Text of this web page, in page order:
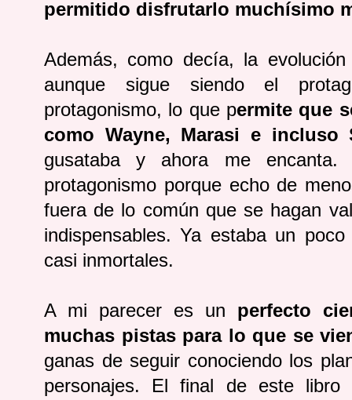
permitido disfrutarlo muchísimo
Además, como decía, la
aunque sigue siendo el
protagonismo, lo que permite que
como Wayne, Marasi e incluso
gusataba y ahora me
protagonismo porque echo de
fuera de lo común que se hagan
indispensables. Ya estaba un
casi inmortales.
A mi parecer es un perfecto
muchas pistas para lo que se
ganas de seguir conociendo los
personajes. El final de este libro